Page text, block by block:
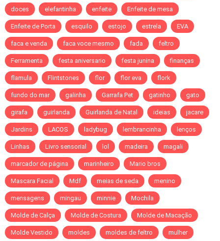
doces elefantinha enfeite Enfeite de mesa
Enfeite de Porta esquilo estojo estrela EVA
faca e venda faca voce mesmo fada feltro
Ferramenta festa aniversario festa junina finanças
flamula Flintstones flor flor eva flork
fundo do mar galinha Garrafa Pet gatinho gato
girafa guirlanda Guirlanda de Natal ideias jacare
Jardins LACOS ladybug lembrancinha lenços
Linhas Livro sensorial lol madeira magali
marcador de página marinheiro Mario bros
Mascara Facial Mdf meias de seda menino
mensagens mingau minnie Mochila
Molde de Calça Molde de Costura Molde de Macação
Molde Vestido moldes moldes de feltro mulher